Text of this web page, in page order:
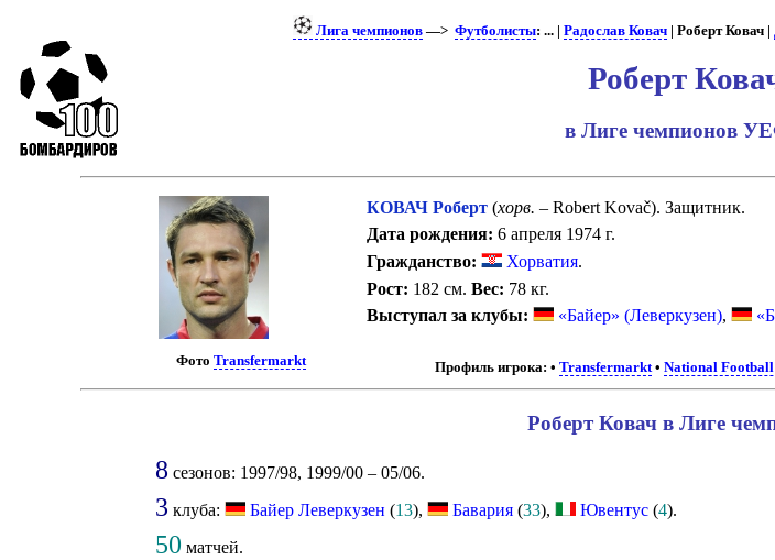
Лига чемпионов —> Футболисты: ... | Радослав Ковач | Роберт Ковач |
Роберт
в Лиге чемпионов
Фото Transfermarkt
КОВАЧ Роберт(хорв. – Robert Kovač). Защитник.
Дата рождения: 6 апреля 1974 г.
Гражданство:
Хорватия.
Рост: 182 см. Вес: 78 кг.
Выступал за клубы:
«Байер» (Леверкузен),
Профиль игрока: •Transfermarkt•National Football
Роберт Ковач в Лиге
8 сезонов: 1997/98, 1999/00 – 05/06.
3 клуба: Байер Леверкузен (13), Бавария(33), Ювентус(4).
50 матчей.